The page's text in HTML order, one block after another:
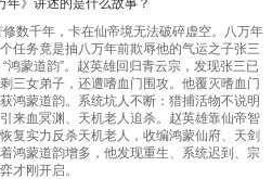
年》讲述的是什么故事？
千年，卡在仙帝境无法破碎虚空。八万年
任务竟是抽八万年前欺辱他的气运之子张三
鸿蒙道韵”。赵英雄回归青云宗，发现张三已
三女弟子，还遭嗜血门围攻。他覆灭嗜血门
鸿蒙道韵。系统坑人不断：猎捕活物不说明
来血冥渊、天机老人追杀。赵英雄靠仙帝智
复实力反杀天机老人，收编鸿蒙仙府、天剑
鸿蒙道韵增多，他发现重生、系统迟到、宗
才刚开启。